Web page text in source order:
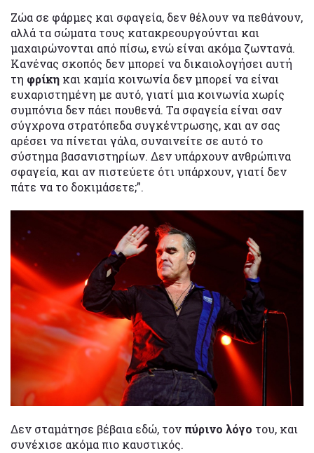
Ζώα σε φάρμες και σφαγεία, δεν θέλουν να πεθάνουν,
αλλά τα σώματα τους κατακρεουργούνται και
μαχαιρώνονται από πίσω, ενώ είναι ακόμα ζωντανά.
Κανένας σκοπός δεν μπορεί να δικαιολογήσει αυτή
τη φρίκη και καμία κοινωνία δεν μπορεί να είναι
ευχαριστημένη με αυτό, γιατί μια κοινωνία χωρίς
συμπόνια δεν πάει πουθενά. Τα σφαγεία είναι σαν
σύγχρονα στρατόπεδα συγκέντρωσης, και αν σας
αρέσει να πίνεται γάλα, συναινείτε σε αυτό το
σύστημα βασανιστηρίων. Δεν υπάρχουν ανθρώπινα
σφαγεία, και αν πιστεύετε ότι υπάρχουν, γιατί δεν
πάτε να το δοκιμάσετε;”.
Δεν σταμάτησε βέβαια εδώ, τον πύρινο λόγο του, και
συνέχισε ακόμα πιο καυστικός.